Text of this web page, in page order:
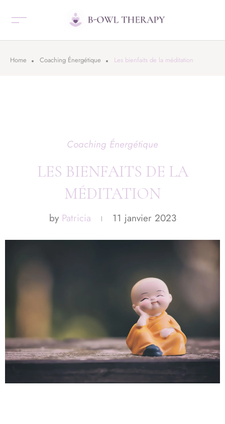
Home Coaching Énergétique Les bienfaits de la méditation
Coaching Énergétique
LES BIENFAITS DE LA
MÉDITATION
by Patricia 11 janvier 2023